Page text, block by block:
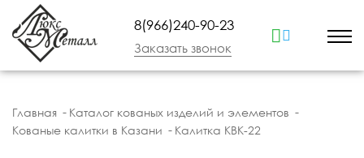
8(966)240-90-23
Заказать звонок
Главная
Каталог кованых изделий и элементов
Кованые калитки в Казани
Калитка КВК-22